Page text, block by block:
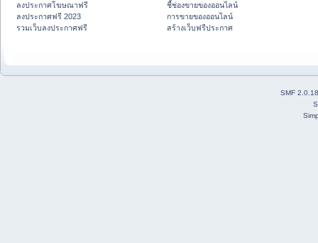
ลงประกาศโฆษณาฟรี
ลงประกาศฟรี 2023
รวมเว็บลงประกาศฟรี
ชี้ช่องขายของออนไลน์
การขายของออนไลน์
สร้างเว็บฟรีประกาศ
SMF 2.0.18